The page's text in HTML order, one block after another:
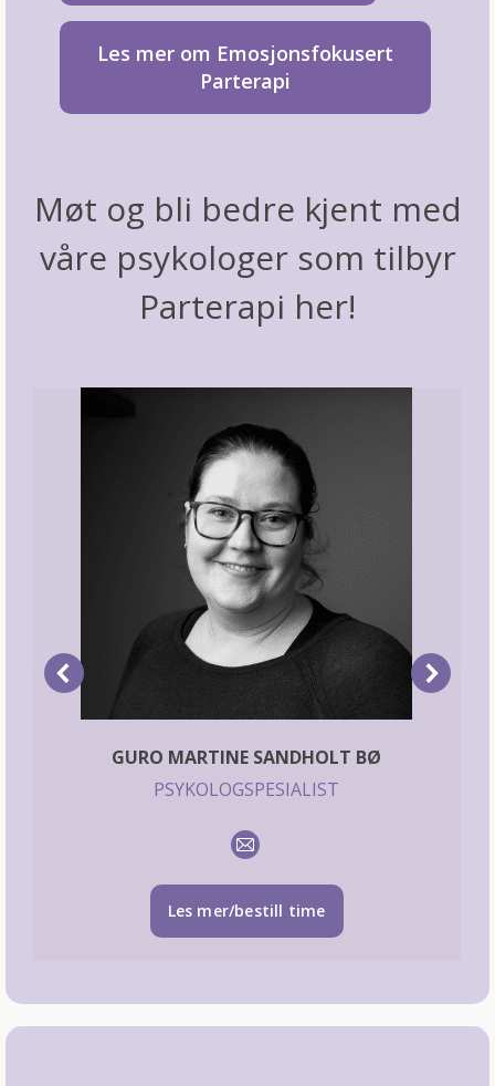
Les mer om Emosjonsfokusert
Parterapi
Møt og bli bedre kjent med
våre psykologer som tilbyr
Parterapi her!
GURO MARTINE SANDHOLT BØ
PSYKOLOGSPESIALIST
E-
mail
Les mer/bestill time